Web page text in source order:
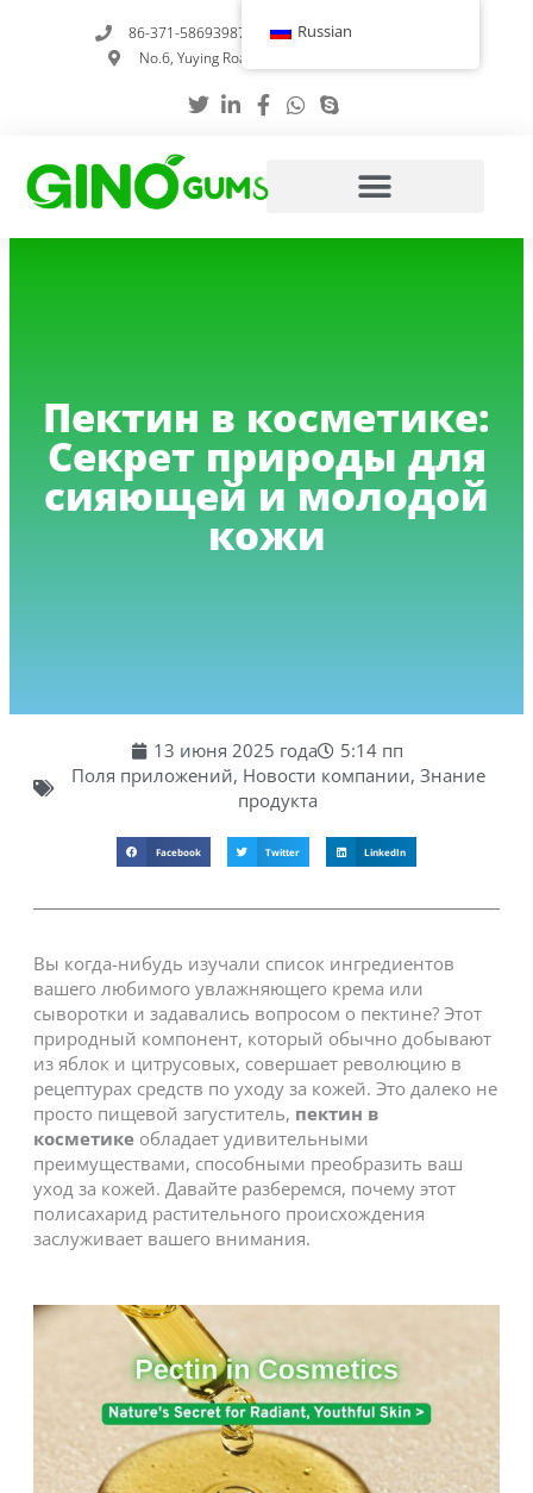
содержимому
86-371-58693987
info@gumstabilizer.com
No.6, Yuying Road, Чжэнчжоу, Хэнань, Китай
Пектин в косметике:
Секрет природы для
сияющей и молодой
кожи
13 июня 2025 года
5:14 пп
Поля приложений, Новости компании, Знание
продукта
Facebook Twitter LinkedIn
Вы когда-нибудь изучали список ингредиентов
вашего любимого увлажняющего крема или
сыворотки и задавались вопросом о пектине? Этот
природный компонент, который обычно добывают
из яблок и цитрусовых, совершает революцию в
рецептурах средств по уходу за кожей. Это далеко не
просто пищевой загуститель, пектин в
косметикеобладает удивительными
преимуществами, способными преобразить ваш
уход за кожей. Давайте разберемся, почему этот
полисахарид растительного происхождения
заслуживает вашего внимания.
Russian